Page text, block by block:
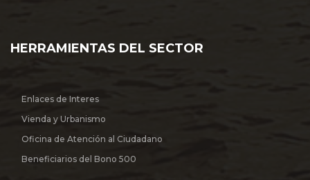
HERRAMIENTAS DEL SECTOR
Enlaces de Interes
Vienda y Urbanismo
Oficina de Atención al Ciudadano
Beneficiarios del Bono 500